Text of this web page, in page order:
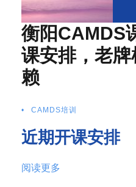
衡阳CAMDS
课安排，老
赖
• CAMDS培训
近期开课安排
阅读更多